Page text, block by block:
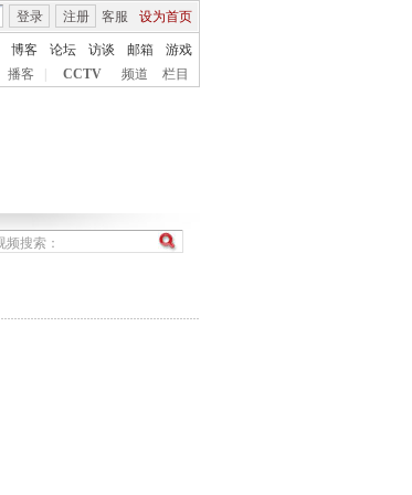
客服 设为首页
登录 注册
博客 论坛 访谈 邮箱
游戏
播客 CCTV 频道 栏目